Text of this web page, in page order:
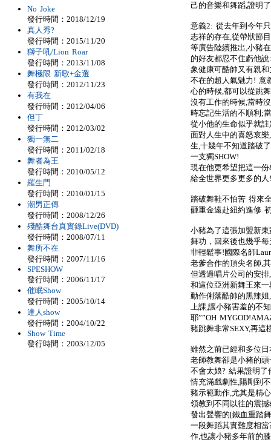
己的音樂和舞蹈,證明
意義2: 從去年到今年
志祥的存在,從帶狀節
等廣告陸續推出,小豬
的好友都忍不住虧他
象健康可酷帥又有親
不在的超人氣魅力! 意
心的時候,都可以從跳
沒有工作的時候,當時
時忘記生活的不順利;
從小他的生命似乎就
面對人生中的喜怒哀
生,十幾年不知道踏破
一支獨SHOW!
現在他更希望把這一
給全世界更多更多的人!
踏破舞鞋不怕苦 得來
砸重金遠赴紐約進修
小豬為了這張加盟新
舞功，回來後也幾乎
非輕鬆事!國際名師
老爹合作的頂尖名師,
但透過唱片公司的安
和這位亞洲新舞王來
動作俐落酷帥的黑辣
上課,讓小豬害羞的不
耶””OH
豬跳舞非常SEXY,再這
雖然之前已經和多位
老師教舞卻是小豬的
不會太娘? 結果證明了
情充滿戲劇性,陽剛到
豬示範動作,尤其是精
領教到不同以往的震
發出聲響的[鐵血重踏
一段舞蹈其實難度相
作,也讓小豬多年前的
No Joke
發行時間：2018/12/19
真人秀?
發行時間：2015/11/20
獅子吼/Lion Roar
發行時間：2013/11/08
舞極限 新歌+金選
發行時間：2012/11/23
有我在
發行時間：2012/04/06
但丁
發行時間：2012/03/02
獨一無二
發行時間：2011/02/18
舞者為王
發行時間：2010/05/12
羅生門
發行時間：2010/01/15
潮男正傳
發行時間：2008/12/26
殘酷舞台真實錄Live(DVD)
發行時間：2008/07/11
舞所不在
發行時間：2007/11/16
SPESHOW
發行時間：2006/11/17
催眠Show
發行時間：2005/10/14
達人show
發行時間：2004/10/22
Show Time
發行時間：2003/12/05